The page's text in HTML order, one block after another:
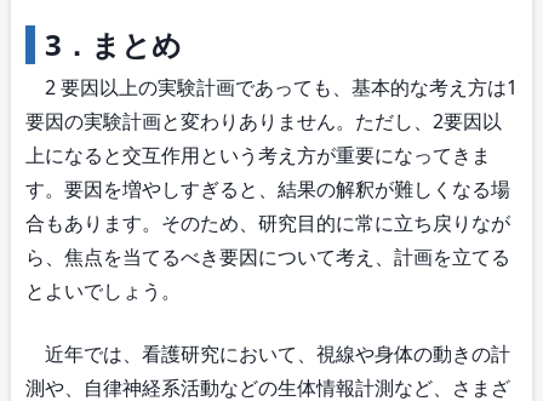
3．まとめ
2 要因以上の実験計画であっても、基本的な考え方は1
要因の実験計画と変わりありません。ただし、2要因以
上になると交互作用という考え方が重要になってきま
す。要因を増やしすぎると、結果の解釈が難しくなる場
合もあります。そのため、研究目的に常に立ち戻りなが
ら、焦点を当てるべき要因について考え、計画を立てる
とよいでしょう。
近年では、看護研究において、視線や身体の動きの計
測や、自律神経系活動などの生体情報計測など、さまざ